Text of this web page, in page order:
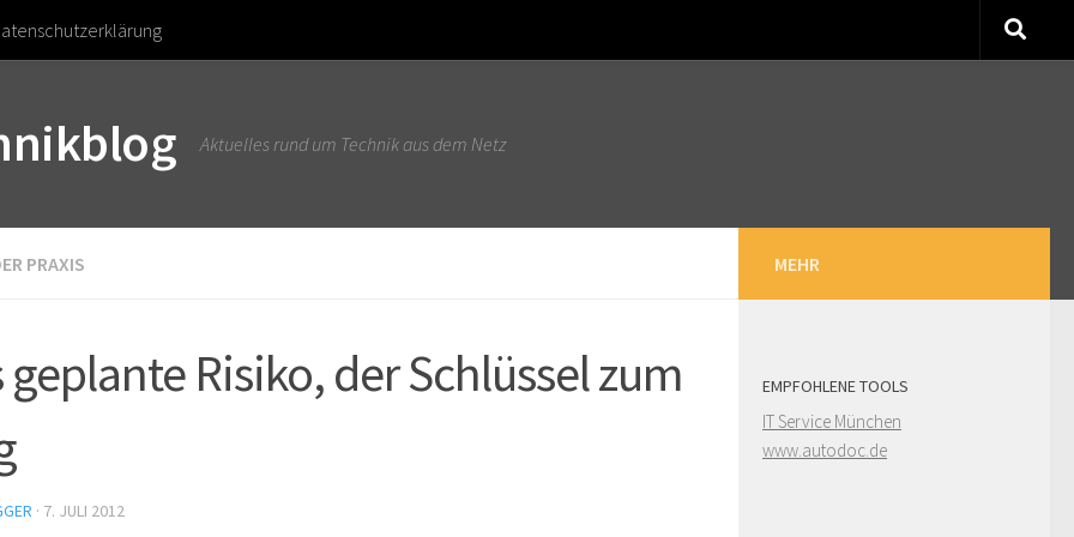
Aktuelles rund um Technik aus dem Netz
PRAXIS
geplante Risiko, der Schlüssel zum
· 7. JULI 2012
MEHR
EMPFOHLENE TOOLS
IT Service München
www.autodoc.de